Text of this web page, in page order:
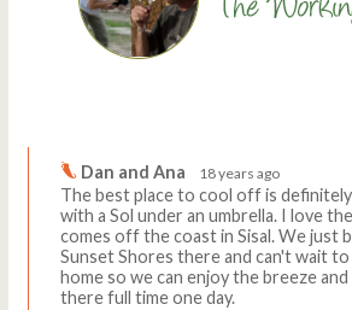
Dan and Ana 18 years ago
The best place to cool off is
with a Sol under an umbrella. I love
comes off the coast in Sisal. We just
Sunset Shores there and can't wait
home so we can enjoy the breeze
there full time one day.